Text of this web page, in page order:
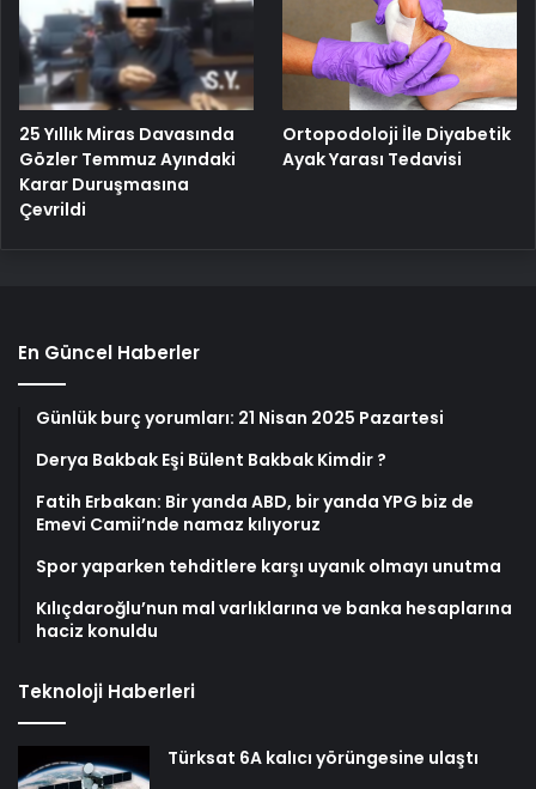
25 Yıllık Miras Davasında
Gözler Temmuz Ayındaki
Karar Duruşmasına
Çevrildi
Ortopodoloji İle Diyabetik
Ayak Yarası Tedavisi
En Güncel Haberler
Günlük burç yorumları: 21 Nisan 2025 Pazartesi
Derya Bakbak Eşi Bülent Bakbak Kimdir ?
Fatih Erbakan: Bir yanda ABD, bir yanda YPG biz de
Emevi Camii’nde namaz kılıyoruz
Spor yaparken tehditlere karşı uyanık olmayı unutma
Kılıçdaroğlu’nun mal varlıklarına ve banka hesaplarına
haciz konuldu
Teknoloji Haberleri
Türksat 6A kalıcı yörüngesine ulaştı